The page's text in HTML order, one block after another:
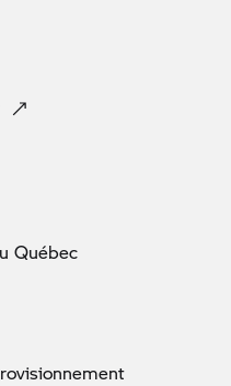
Québec